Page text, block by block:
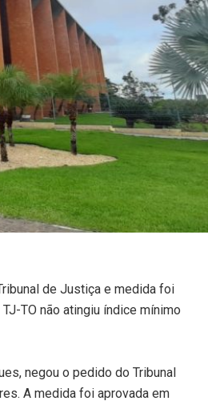
de Justiça e medida foi
TO não atingiu índice mínimo
negou o pedido do Tribunal
A medida foi aprovada em